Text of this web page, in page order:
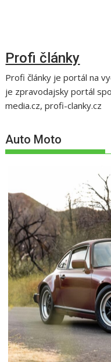
Profi články
Profi články je portál na
je zpravodajsky portál
media.cz, profi-clanky.cz
Auto Moto